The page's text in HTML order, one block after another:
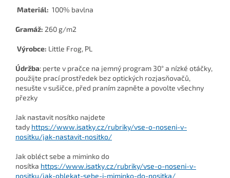
Materiál: 100% bavlna
Gramáž: 260 g/m2
Výrobce: Little Frog, PL
Údržba: perte v pračce na jemný program 30° a nízké otáčky,
použijte prací prostředek bez optických rozjasňovačů,
nesušte v sušičce, před praním zapněte a povolte všechny
přezky
Jak nastavit nosítko najdete
tady https://www.isatky.cz/rubriky/vse-o-noseni-v-
nositku/jak-nastavit-nositko/
Jak obléct sebe a miminko do
nosítka https://www.isatky.cz/rubriky/vse-o-noseni-v-
nositku/jak-oblekat-sebe-i-miminko-do-nositka/